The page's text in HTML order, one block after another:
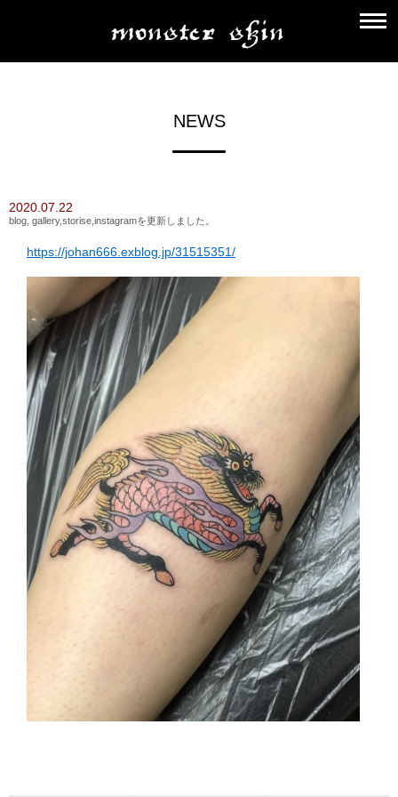
NEWS
2020.07.22
blog, gallery,storise,instagramを更新しました。
https://johan666.exblog.jp/31515351/